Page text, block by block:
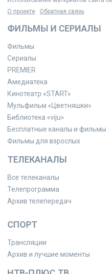
О проекте
Обратная связь
ФИЛЬМЫ И СЕРИАЛЫ
Фильмы
Сериалы
PREMIER
Амедиатека
Кинотеатр «START»
Мульфильм «Цветняшки»
Библиотека «viju»
Бесплатные каналы и фильмы
Фильмы для взрослых
ТЕЛЕКАНАЛЫ
Все телеканалы
Телепрограмма
Архив телепередач
СПОРТ
Трансляции
Архив и лучшие моменты